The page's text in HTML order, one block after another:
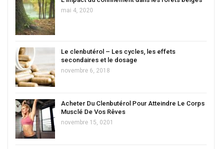
mai 4, 2020
Le clenbutérol – Les cycles, les effets
secondaires et le dosage
novembre 6, 2018
Acheter Du Clenbutérol Pour Atteindre Le Corps
Musclé De Vos Rêves
novembre 15, 0201